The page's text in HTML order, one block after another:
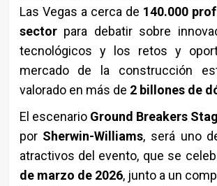
Las Vegas a cerca de 140.000
sectorpara debatir sobre
tecnológicos y los retos y
mercado de la construcción
valorado en más de 2 billones de
El escenario Ground Breakers
por Sherwin-Williams, será uno
atractivos del evento, que se
de marzo de 2026, junto a un